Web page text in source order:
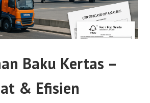
Baku Kertas –
& Efisien